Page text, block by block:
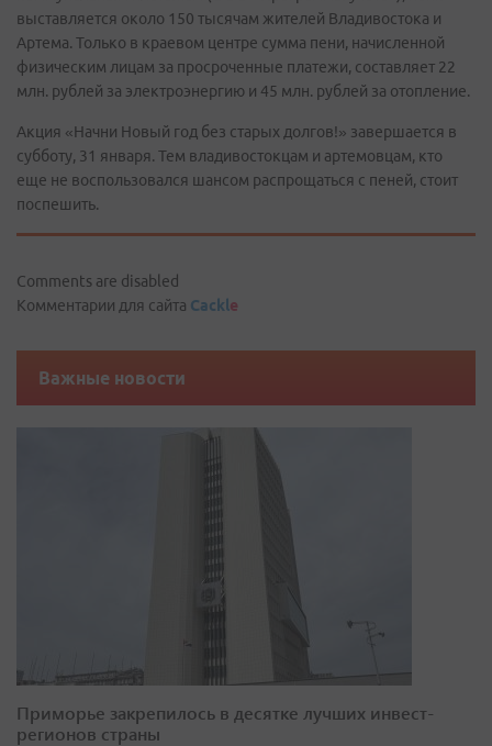
выставляется около 150 тысячам жителей Владивостока и
Артема. Только в краевом центре сумма пени, начисленной
физическим лицам за просроченные платежи, составляет 22
млн. рублей за электроэнергию и 45 млн. рублей за отопление.
Акция «Начни Новый год без старых долгов!» завершается в
субботу, 31 января. Тем владивостокцам и артемовцам, кто
еще не воспользовался шансом распрощаться с пеней, стоит
поспешить.
Comments are disabled
Комментарии для сайта Cackle
Важные новости
Приморье закрепилось в десятке лучших инвест-
регионов страны